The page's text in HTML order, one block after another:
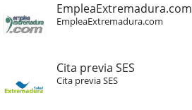
EmpleaExtremadura.com
EmpleaExtremadura.com
Cita previa SES
Cita previa SES